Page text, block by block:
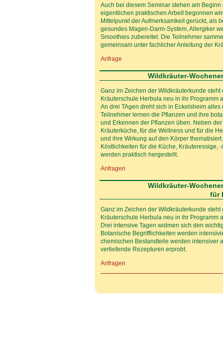
Auch bei diesem Seminar stehen am
eigentlichen praktischen Arbeit begonnen
Mittelpunkt der Aufmerksamkeit gerückt, als
gesundes Magen-Darm-System, Allergiker
Smoothies zubereitet. Die Teilnehmer
gemeinsam unter fachlicher Anleitung der
Anfrage
Wildkräuter-
Ganz im Zeichen der Wildkräuterkunde
Kräuterschule Herbula neu in ihr Programm
An drei TAgen dreht sich in Eckelsheim
Teilnehmer lernen die Pflanzen und ihre
und Erkennen der Pflanzen üben. Neben
Kräuterküche, für die Wellness und für die
und ihre Wirkung auf den Körper
Köstlichkeiten für die Küche, Kräuteressige,
werden praktisch hergestellt.
Anfragen
Wildkräuter-
für
Ganz im Zeichen der Wildkräuterkunde
Kräuterschule Herbula neu in ihr Programm
Drei intensive Tagen widmen sich den
Botanische Begrifflichkeiten werden
chemischen Bestandteile werden intensiver
vertiefende Rezepturen erprobt.
Anfragen